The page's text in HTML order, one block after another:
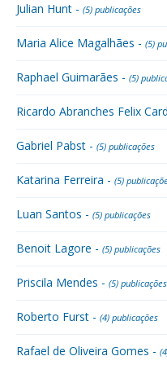
Julian Hunt - (5) publicações
Maria Alice Magalhães - (5)
Raphael Guimarães - (5)
Ricardo Abranches Felix
Gabriel Pabst - (5) publicações
Katarina Ferreira - (5)
Luan Santos - (5) publicações
Benoit Lagore - (5) publicações
Priscila Mendes - (5) publicações
Roberto Furst - (4) publicações
Rafael de Oliveira Gomes -